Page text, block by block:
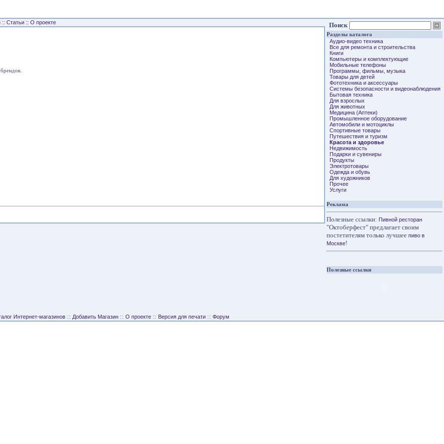
:: Статьи :: О проекте Поиск
Разделы каталога
Аудио-видео техника
Все для ремонта и строительства
Книги
Компьютеры и комплектующие
Мобильные телефоны
Программы, фильмы, музыка
Товары для детей
Фототехника и аксессуары
Системы безопасности и видеонаблюдения
Бытовая техника
Для взрослых
Для животных
Медицина (Аптеки)
Промышленное оборудование
Автомобили и мотоциклы
Спортивные товары
Путешествия и туризм
Красота и здоровье
Недвижимость
Подарки и сувениры
Продукты
Электротовары
Одежда и обувь
Для художников
Прочее
Услуги
Реклама
Полезные ссылки: Пивной ресторан
"Октоберфест" предлагает своим
постетителям только лучшее пиво в
Москве!
Полезные ссылки
Интернет-магазинов :: Добавить Магазин :: О проекте :: Версия для печати :: Форум